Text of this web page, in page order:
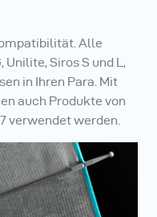
Alle
Siros S und L,
in Ihren Para. Mit
auch Produkte von
verwendet werden.